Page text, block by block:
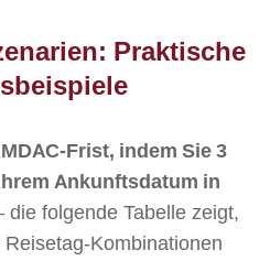
Praktische
Frist, indem Sie 3
Ankunftsdatum in
folgende Tabelle zeigt,
Kombinationen